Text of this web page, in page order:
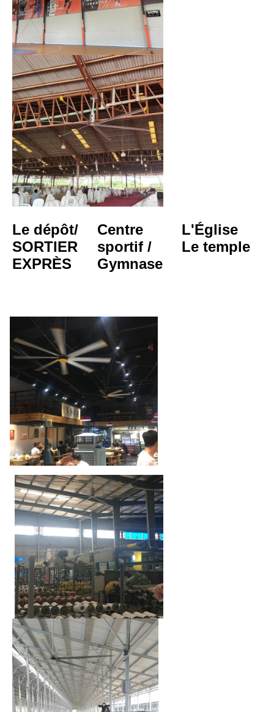
Le dépôt/
SORTIER
EXPRÈS
Centre
sportif /
Gymnase
L'Église
Le temple